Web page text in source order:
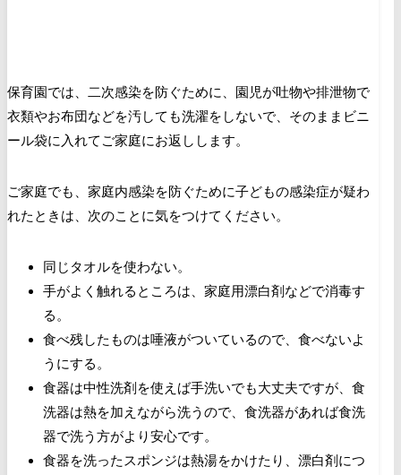
保育園では、二次感染を防ぐために、園児が吐物や排泄物で
衣類やお布団などを汚しても洗濯をしないで、そのままビニ
ール袋に入れてご家庭にお返しします。
ご家庭でも、家庭内感染を防ぐために子どもの感染症が疑わ
れたときは、次のことに気をつけてください。
同じタオルを使わない。
手がよく触れるところは、家庭用漂白剤などで消毒す
る。
食べ残したものは唾液がついているので、食べないよ
うにする。
食器は中性洗剤を使えば手洗いでも大丈夫ですが、食
洗器は熱を加えながら洗うので、食洗器があれば食洗
器で洗う方がより安心です。
食器を洗ったスポンジは熱湯をかけたり、漂白剤につ